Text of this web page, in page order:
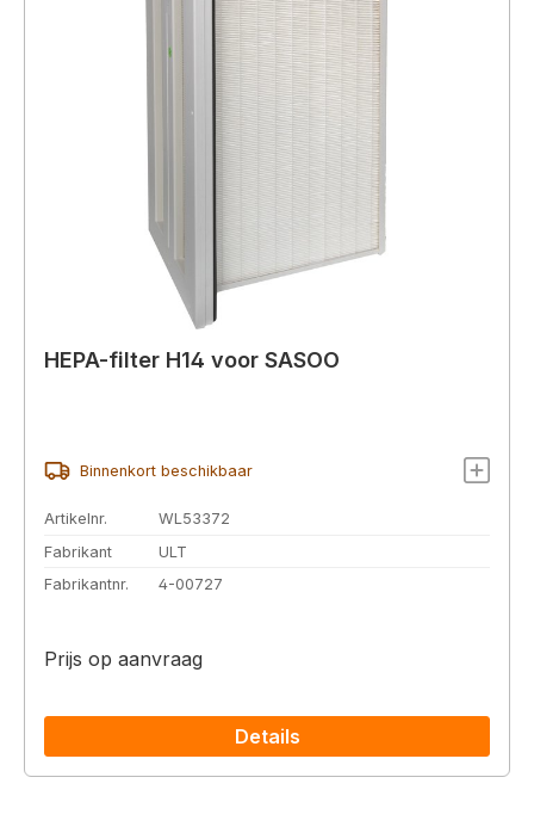
HEPA-filter H14 voor SASOO
Binnenkort beschikbaar
Artikelnr.
WL53372
Fabrikant
ULT
Fabrikantnr.
4-00727
Prijs op aanvraag
Details